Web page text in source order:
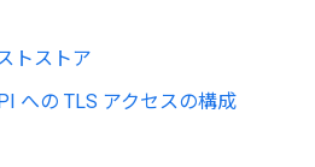
トストア
への TLS アクセスの構成